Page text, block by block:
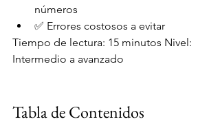
números
✅ Errores costosos a evitar
Tiempo de lectura: 15 minutos Nivel:
Intermedio a avanzado
Tabla de Contenidos